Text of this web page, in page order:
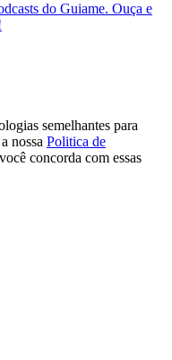
do Guiame. Ouça e
semelhantes para
nossa Politica de
concorda com essas